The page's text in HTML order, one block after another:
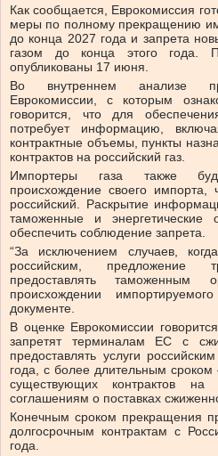
Как сообщается, Еврокомиссия
меры по полному прекращению
до конца 2027 года и запрета
газом до конца этого года.
опубликованы 17 июня.
Во внутреннем анализе
Еврокомиссии, с которым
говорится, что для
потребует информацию,
контрактные объемы, пункты
контрактов на российский газ.
Импортеры газа также
происхождение своего
российский. Раскрытие
таможенные и
обеспечить соблюдение запрета.
“За исключением случаев,
российским, предложение
предоставлять таможенным
происхождении
документе.
В оценке Еврокомиссии
запретят терминалам ЕС с
предоставлять услуги
года, с более длительным
существующих контрактов на
соглашениям о поставках
Конечным сроком прекращения
долгосрочным контрактам с
года.